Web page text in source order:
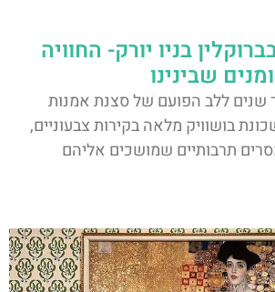
בניו יורק- החוויה
שבינינו
שנים ללב הפועם של סצנת אמנות
בושוויק מלאה בקירות צבעוניים,
תרבותיים שמושכים אליהם